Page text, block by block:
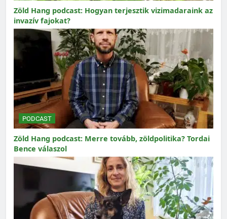
Zöld Hang podcast: Hogyan terjesztik vizimadaraink az
invazív fajokat?
PODCAST
Zöld Hang podcast: Merre tovább, zöldpolitika? Tordai
Bence válaszol